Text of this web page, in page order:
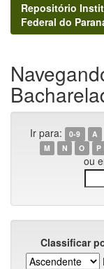
Repositório
Federal do
Ir para: 0-9 A
M
N O P
ou
Classificar